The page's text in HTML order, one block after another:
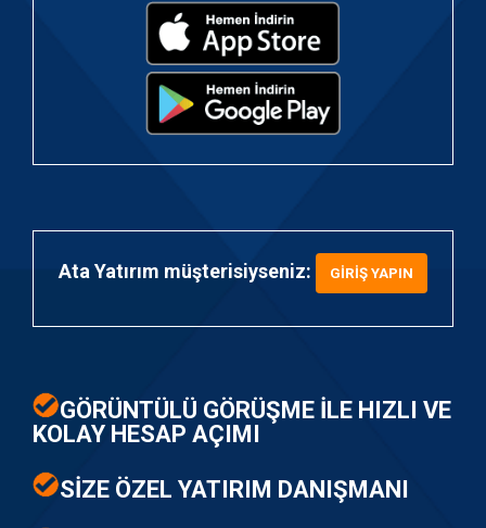
Ata Yatırım müşterisiyseniz: GIRIŞ YAPIN
GÖRÜNTÜLÜ GÖRÜŞME İLE HIZLI VE
KOLAY HESAP AÇIMI
SİZE ÖZEL YATIRIM DANIŞMANI